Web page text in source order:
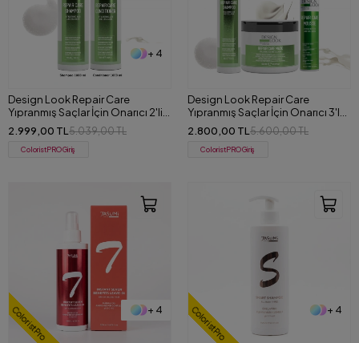
+ 4
Design Look Repair Care
Yıpranmış Saçlar İçin Onarıcı 2'li
Set (Şampuan+Saç Kremi) 1000
ml
2.999,00 TL 5.039,00 TL
ColoristPRO Giriş
Design Look Repair Care
Yıpranmış Saçlar İçin Onarıcı 3'lü
Set (Şampuan+Maske+Köpük)
2.800,00 TL 5.600,00 TL
ColoristPRO Giriş
ColoristPro + 4 ColoristPro + 4